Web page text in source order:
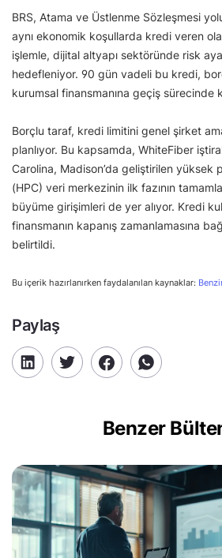
BRS, Atama ve Üstlenme Sözleşmesi
aynı ekonomik koşullarda kredi veren
işlemle, dijital altyapı sektöründe risk
hedefleniyor. 90 gün vadeli bu kredi,
kurumsal finansmanına geçiş
Borçlu taraf, kredi limitini genel şirket
planlıyor. Bu kapsamda, WhiteFiber
Carolina, Madison’da geliştirilen yüksek
(HPC) veri merkezinin ilk fazının
büyüme girişimleri de yer alıyor. Kredi
finansmanın kapanış zamanlamasına
belirtildi.
Bu içerik hazırlanırken faydalanılan kaynaklar:
Paylaş
Benzer